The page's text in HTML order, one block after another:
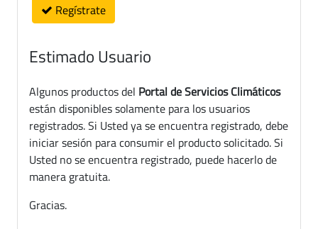
Regístrate
Estimado Usuario
Algunos productos del Portal de Servicios Climáticos
están disponibles solamente para los usuarios
registrados. Si Usted ya se encuentra registrado, debe
iniciar sesión para consumir el producto solicitado. Si
Usted no se encuentra registrado, puede hacerlo de
manera gratuita.
Gracias.